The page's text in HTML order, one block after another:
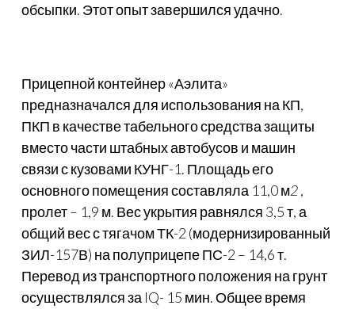
обсыпки. Этот опыт завершился удачно.
Прицепной контейнер «Аэлита»
предназначался для использования на КП,
ПКП в качестве табельного средства защиты
вместо части штабных автобусов и машин
связи с кузовами КУНГ-1. Площадь его
основного помещения составляла 11,0 м2,
пролет – 1,9 м. Вес укрытия равнялся 3,5 т, а
общий вес с тягачом ТК-2 (модернизированный
ЗИЛ-157В) на полуприцепе ПС-2 – 14,6 т.
Перевод из транспортного положения на грунт
осуществлялся за IQ- 15 мин. Общее время